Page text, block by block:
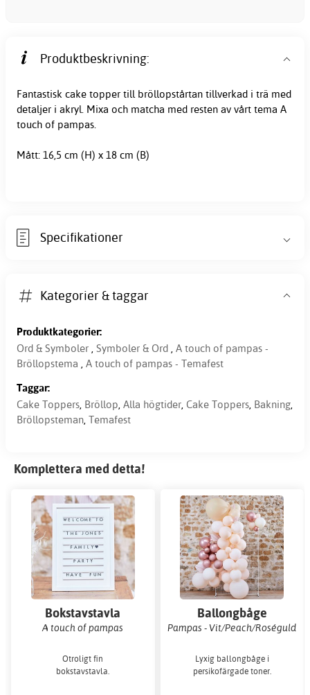
Produktbeskrivning:
Fantastisk cake topper till bröllopstårtan tillverkad i trä med
detaljer i akryl. Mixa och matcha med resten av vårt tema A
touch of pampas.
Mått: 16,5 cm (H) x 18 cm (B)
Specifikationer
Kategorier & taggar
Produktkategorier:
Ord & Symboler , Symboler & Ord , A touch of pampas -
Bröllopstema , A touch of pampas - Temafest
Taggar:
Cake Toppers, Bröllop, Alla högtider, Cake Toppers, Bakning,
Bröllopsteman, Temafest
Komplettera med detta!
Bokstavstavla
A touch of pampas
Otroligt fin
bokstavstavla.
Ballongbåge
Pampas - Vit/Peach/Roséguld
Lyxig ballongbåge i
persikofärgade toner.